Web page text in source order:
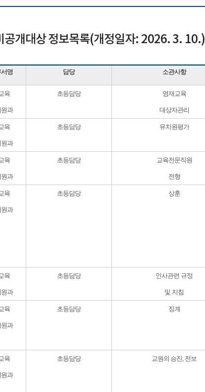
공개대상 정보목록(개정일자: 2026. 3. 10.)
서명 담당 소관사항
육
원과
초등담당 영재교육
대상자관리
육
원과
초등담당 유치원평가
육
원과
초등담당 교육전문직원
전형
육
원과
초등담당 상훈
육
원과
초등담당 인사관련 규정
및 지침
육
원과
초등담당 징계
육
원과
초등담당 교원의 승진, 전보